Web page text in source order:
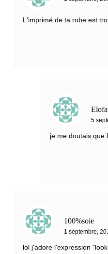
L'imprimé de ta robe est
5
je me doutais que
100%soie
1 septembre,
lol j'adore l'expression